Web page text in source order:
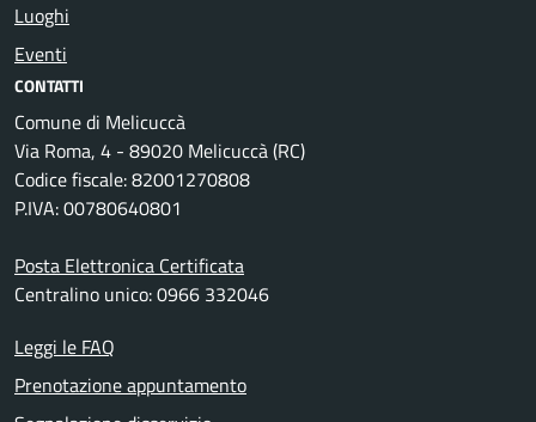
Luoghi
Eventi
CONTATTI
Comune di Melicuccà
Via Roma, 4 - 89020 Melicuccà (RC)
Codice fiscale: 82001270808
P.IVA: 00780640801
Posta Elettronica Certificata
Centralino unico: 0966 332046
Leggi le FAQ
Prenotazione appuntamento